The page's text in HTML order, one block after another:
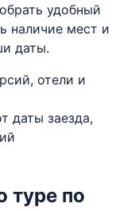
удобный
наличие мест и
даты.
отели и
даты заезда,
туре по